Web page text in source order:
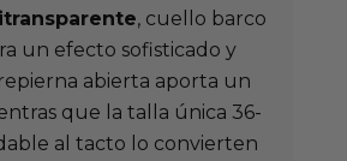
, cuello barco
un efecto sofisticado y
abierta aporta un
que la talla única 36-
al tacto lo convierten